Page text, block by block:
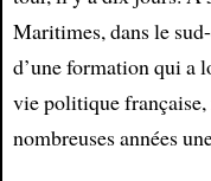
Maritimes, dans le
d’une formation qui a
vie politique française,
nombreuses années